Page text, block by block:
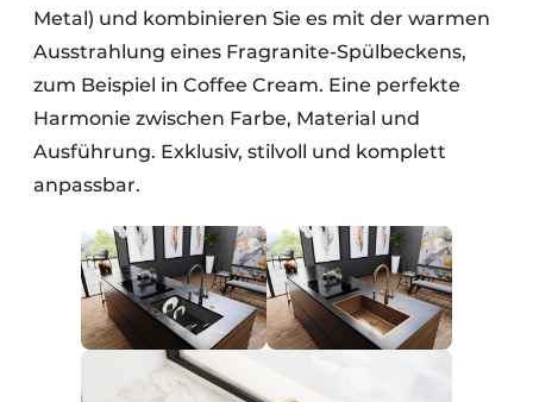
Metal) und kombinieren Sie es mit der warmen
Ausstrahlung eines Fragranite-Spülbeckens,
zum Beispiel in Coffee Cream. Eine perfekte
Harmonie zwischen Farbe, Material und
Ausführung. Exklusiv, stilvoll und komplett
anpassbar.